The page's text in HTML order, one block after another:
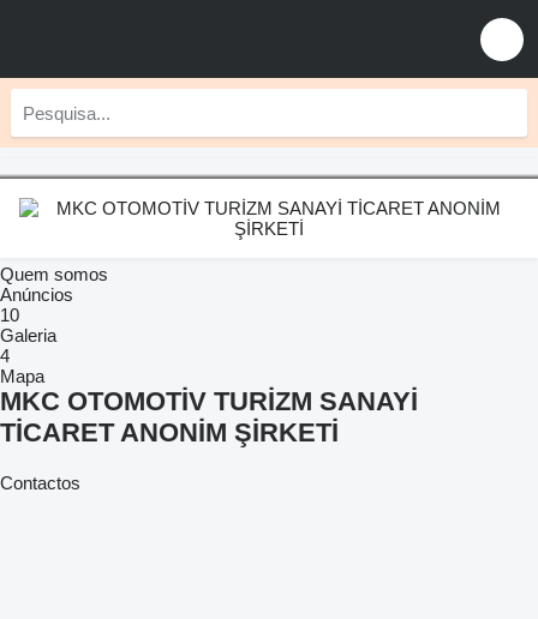
Quem somos
Anúncios
10
Galeria
4
Mapa
MKC OTOMOTİV TURİZM SANAYİ
TİCARET ANONİM ŞİRKETİ
Contactos